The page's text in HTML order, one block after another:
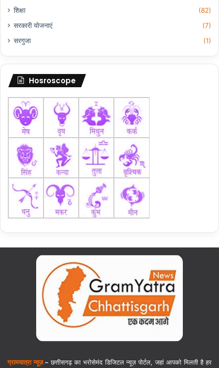
शिक्षा
(82)
सरकारी योजनाएं
(7)
सरगुजा
(1)
Hosroscope
ग्रामयात्रा न्यूज़–छत्तीसगढ़ का भरोसेमंद डिजिटल न्यूज़ पोर्टल, जहां आपको मिलती है हर